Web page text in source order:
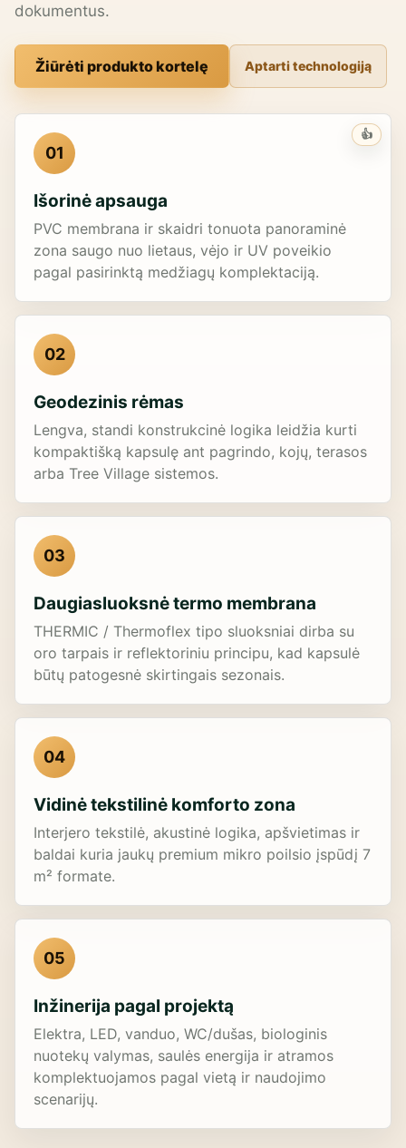
dokumentus.
Žiūrėti produkto kortelę Aptarti technologiją
👍
01
Išorinė apsauga
PVC membrana ir skaidri tonuota panoraminė
zona saugo nuo lietaus, vėjo ir UV poveikio
pagal pasirinktą medžiagų komplektaciją.
02
Geodezinis rėmas
Lengva, standi konstrukcinė logika leidžia kurti
kompaktišką kapsulę ant pagrindo, kojų, terasos
arba Tree Village sistemos.
03
Daugiasluoksnė termo membrana
THERMIC / Thermoflex tipo sluoksniai dirba su
oro tarpais ir reflektoriniu principu, kad kapsulė
būtų patogesnė skirtingais sezonais.
04
Vidinė tekstilinė komforto zona
Interjero tekstilė, akustinė logika, apšvietimas ir
baldai kuria jaukų premium mikro poilsio įspūdį 7
m² formate.
05
Inžinerija pagal projektą
Elektra, LED, vanduo, WC/dušas, biologinis
nuotekų valymas, saulės energija ir atramos
komplektuojamos pagal vietą ir naudojimo
scenarijų.